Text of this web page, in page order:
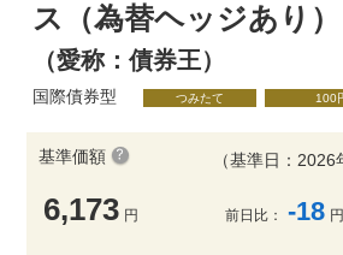
ス（為替ヘッジあり）
（愛称：債券王）
国際債券型 つみたて 100
基準価額
6,173 円
（基準日：2026
前日比： -18